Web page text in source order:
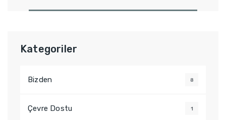
:
Kategoriler
Bizden 8
Çevre Dostu 1